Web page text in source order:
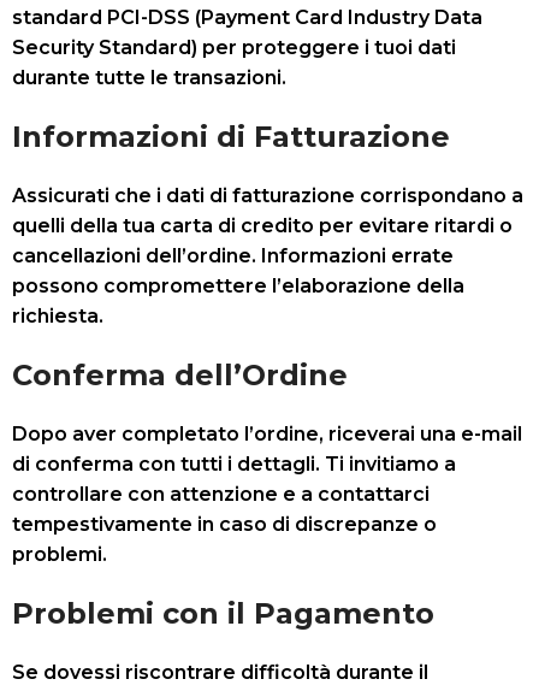
standard PCI-DSS (Payment Card Industry Data
Security Standard) per proteggere i tuoi dati
durante tutte le transazioni.
Informazioni di Fatturazione
Assicurati che i dati di fatturazione corrispondano a
quelli della tua carta di credito per evitare ritardi o
cancellazioni dell’ordine. Informazioni errate
possono compromettere l’elaborazione della
richiesta.
Conferma dell’Ordine
Dopo aver completato l’ordine, riceverai una e-mail
di conferma con tutti i dettagli. Ti invitiamo a
controllare con attenzione e a contattarci
tempestivamente in caso di discrepanze o
problemi.
Problemi con il Pagamento
Se dovessi riscontrare difficoltà durante il